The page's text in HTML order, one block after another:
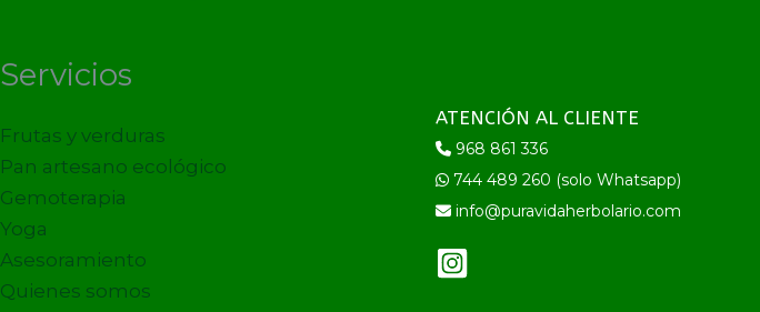
Servicios
Frutas y verduras
Pan artesano ecológico
Gemoterapia
Yoga
Asesoramiento
Quienes somos
ATENCIÓN AL CLIENTE
968 861 336
744 489 260 (solo Whatsapp)
info@puravidaherbolario.com